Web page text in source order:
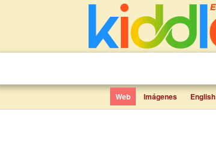
Web Imágenes English